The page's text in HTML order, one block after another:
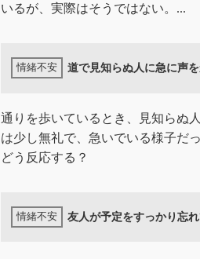
いるが、実際はそうではない。...
道で見知らぬ人に急に声
通りを歩いているとき、見知らぬ
は少し無礼で、急いでいる様子だ
どう反応する？
友人が予定をすっかり忘